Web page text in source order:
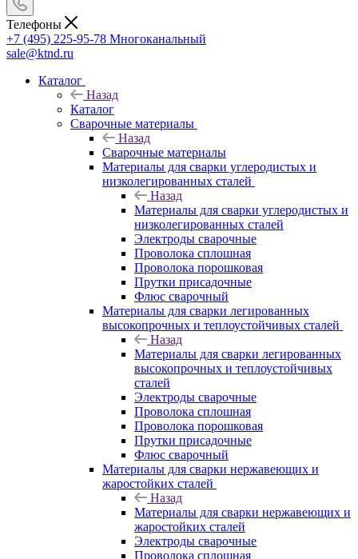
Телефоны
+7 (495) 225-95-78 Многоканальный
sale@ktnd.ru
Каталог
Назад
Каталог
Сварочные материалы
Назад
Сварочные материалы
Материалы для сварки углеродистых и
низколегированных сталей
Назад
Материалы для сварки углеродистых и
низколегированных сталей
Электроды сварочные
Проволока сплошная
Проволока порошковая
Прутки присадочные
Флюс сварочный
Материалы для сварки легированных
высокопрочных и теплоустойчивых сталей
Назад
Материалы для сварки легированных
высокопрочных и теплоустойчивых
сталей
Электроды сварочные
Проволока сплошная
Проволока порошковая
Прутки присадочные
Флюс сварочный
Материалы для сварки нержавеющих и
жаростойких сталей
Назад
Материалы для сварки нержавеющих и
жаростойких сталей
Электроды сварочные
Проволока сплошная